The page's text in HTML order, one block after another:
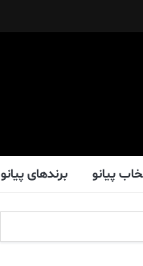
پیانو برندهای پیانو